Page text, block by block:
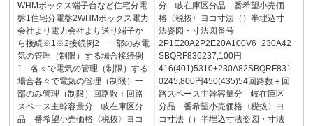
WHMボックス端子台など住宅分電
盤1住宅分電盤2WHMボックス電力
会社より電力会社より送り端子か
ら接続※1※2接続例2 一部のみ電
気の管理（制限）する場合接続例
1 各々で電気の管理（制限）する
場合各々で電気の管理（制限）一
部のみ管理（制限）回路数＋回路
スペース主幹容量分 岐在庫区分
品 番希望小売価格〈税抜〉ヨコ
分 岐在庫区分品 番希望小売価
格〈税抜〉ヨコ寸法（）半埋込寸
法姿図・寸法図番号
2P1E20A2P2E20A100V6+230A42
SBQRF836237,100円
416(401)5310+230A82SBQRF831
0245,800円450(435)54回路数＋回
路スペース主幹容量分 岐在庫区
分品 番希望小売価格〈税抜〉ヨ
コ寸法（）半埋込寸法姿図・寸法